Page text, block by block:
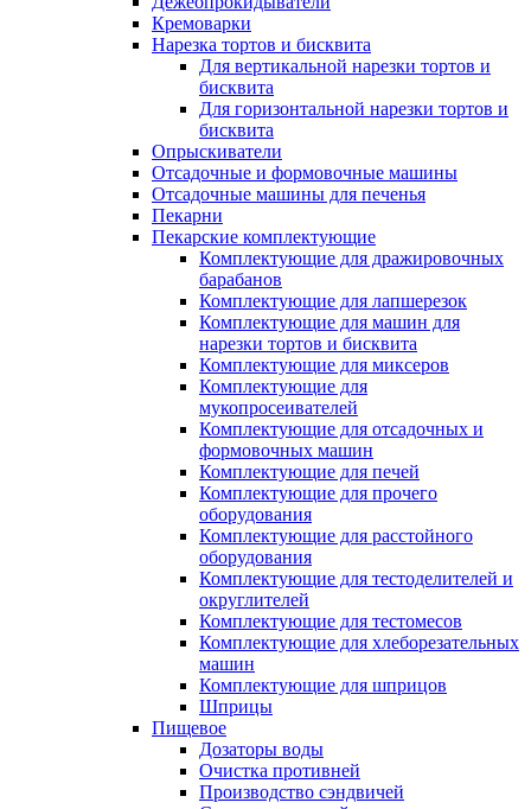
Кремоварки
Нарезка тортов и бисквита
Для вертикальной нарезки тортов и
бисквита
Для горизонтальной нарезки тортов и
бисквита
Опрыскиватели
Отсадочные и формовочные машины
Отсадочные машины для печенья
Пекарни
Пекарские комплектующие
Комплектующие для дражировочных
барабанов
Комплектующие для лапшерезок
Комплектующие для машин для
нарезки тортов и бисквита
Комплектующие для миксеров
Комплектующие для
мукопросеивателей
Комплектующие для отсадочных и
формовочных машин
Комплектующие для печей
Комплектующие для прочего
оборудования
Комплектующие для расстойного
оборудования
Комплектующие для тестоделителей и
округлителей
Комплектующие для тестомесов
Комплектующие для хлеборезательных
машин
Комплектующие для шприцов
Шприцы
Пищевое
Дозаторы воды
Очистка противней
Производство сэндвичей